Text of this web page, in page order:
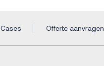
Cases Offerte aanvragen